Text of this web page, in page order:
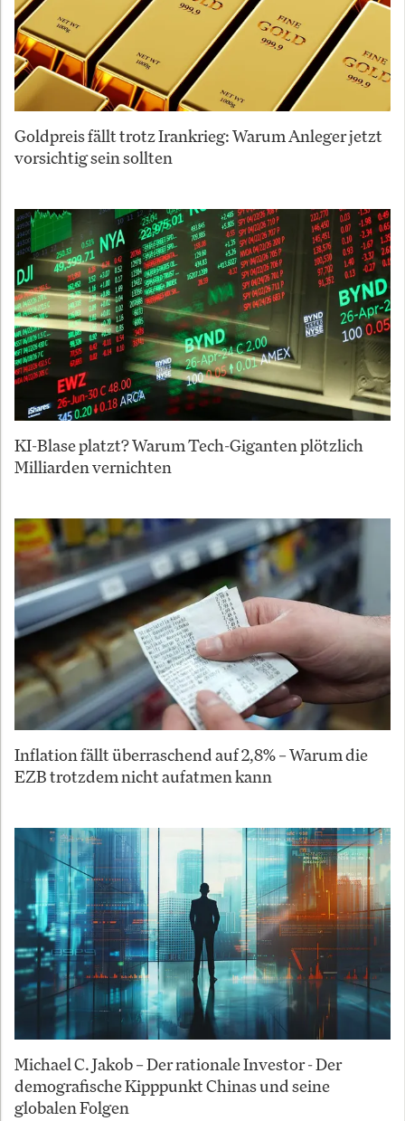
Goldpreis fällt trotz Irankrieg: Warum Anleger jetzt
vorsichtig sein sollten
KI-Blase platzt? Warum Tech-Giganten plötzlich
Milliarden vernichten
Inflation fällt überraschend auf 2,8% – Warum die
EZB trotzdem nicht aufatmen kann
Michael C. Jakob – Der rationale Investor - Der
demografische Kipppunkt Chinas und seine
globalen Folgen